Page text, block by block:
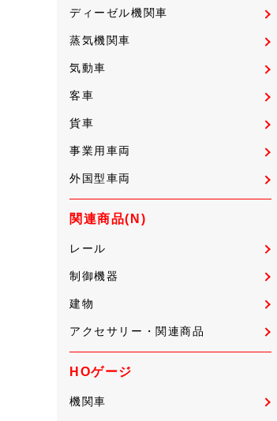
ディーゼル機関車
蒸気機関車
気動車
客車
貨車
事業用車両
外国型車両
関連商品(N)
レール
制御機器
建物
アクセサリー・関連商品
HOゲージ
機関車